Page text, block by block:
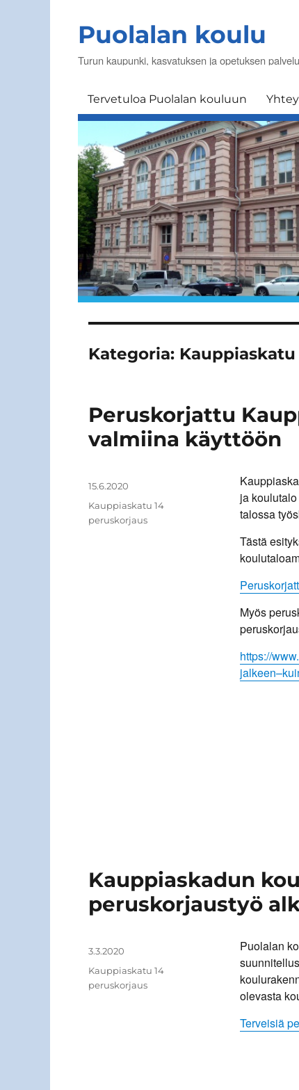
Puolalan koulu
Turun kaupunki, kasvatuksen ja opetuksen
Tervetuloa Puolalan kouluun
Kategoria:
Peruskorjattu
valmiina käyttöön
ja
talossa
Tästä
Myös
https://
Julkaistu
15.6.2020
Kategoriat
Kauppiaskatu 14
peruskorjaus
Kauppiaskadun
peruskorjaustyö
Puolalan
olevasta
Terveisiä
Julkaistu
3.3.2020
Kategoriat
Kauppiaskatu 14
peruskorjaus